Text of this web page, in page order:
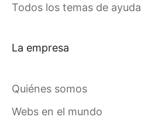
Todos los temas de ayuda
La empresa
Quiénes somos
Webs en el mundo